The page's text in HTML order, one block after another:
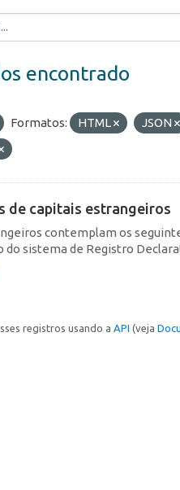
encontrado
Formatos: HTML
JSON
de capitais estrangeiros
contemplam os
sistema de Registro
registros usando a API (veja